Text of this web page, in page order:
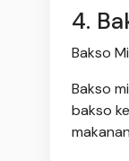
4.
Bakso
Bakso
bakso